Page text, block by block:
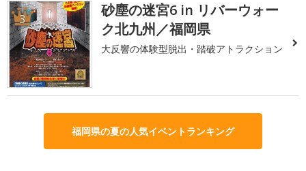
3
砂塵の迷宮6 in リバーウォー
ク北九州／福岡県
大反響の体験型脱出・踏破アトラクション
福岡県の夏の人気イベントランキング